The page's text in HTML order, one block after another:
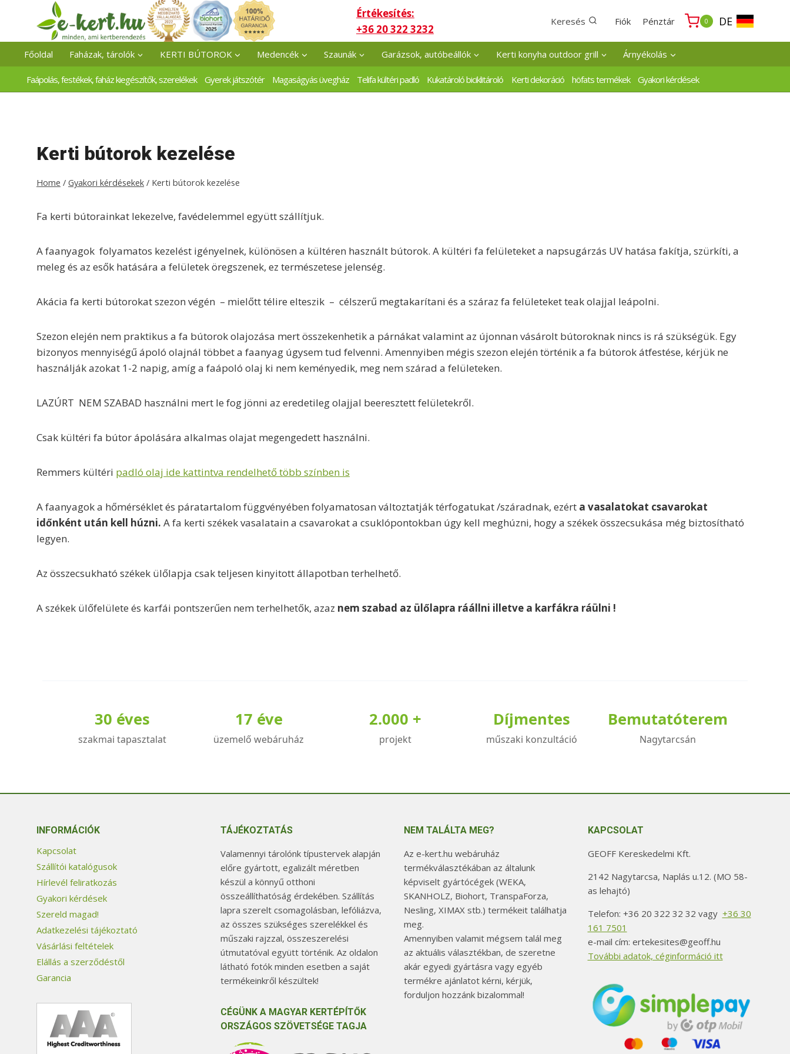
content
Értékesítés:
+36 20 322 3232
Keresés Fiók Pénztár 0 DE
Főoldal Faházak, tárolók KERTI BÚTOROK Medencék Szaunák Garázsok, autóbeállók Kerti konyha outdoor grill Árnyékolás
Faápolás, festékek, faház kiegészítők, szerelékek Gyerek játszótér Magaságyás üvegház Telifa kültéri padló Kukatároló biciklitároló Kerti dekoráció höfats termékek Gyakori kérdések
Kerti bútorok kezelése
Home / Gyakori kérdésekek / Kerti bútorok kezelése
Fa kerti bútorainkat lekezelve, favédelemmel együtt szállítjuk.
A faanyagok folyamatos kezelést igényelnek, különösen a kültéren használt bútorok. A kültéri fa felületeket a napsugárzás UV hatása fakítja, szürkíti, a
meleg és az esők hatására a felületek öregszenek, ez természetese jelenség.
Akácia fa kerti bútorokat szezon végén – mielőtt télire elteszik – célszerű megtakarítani és a száraz fa felületeket teak olajjal leápolni.
Szezon elején nem praktikus a fa bútorok olajozása mert összekenhetik a párnákat valamint az újonnan vásárolt bútoroknak nincs is rá szükségük. Egy
bizonyos mennyiségű ápoló olajnál többet a faanyag úgysem tud felvenni. Amennyiben mégis szezon elején történik a fa bútorok átfestése, kérjük ne
használják azokat 1-2 napig, amíg a faápoló olaj ki nem keményedik, meg nem szárad a felületeken.
LAZÚRT NEM SZABAD használni mert le fog jönni az eredetileg olajjal beeresztett felületekről.
Csak kültéri fa bútor ápolására alkalmas olajat megengedett használni.
Remmers kültéri padló olaj ide kattintva rendelhető több színben is
A faanyagok a hőmérséklet és páratartalom függvényében folyamatosan változtatják térfogatukat /száradnak, ezért a vasalatokat csavarokat
időnként után kell húzni. A fa kerti székek vasalatain a csavarokat a csuklópontokban úgy kell meghúzni, hogy a székek összecsukása még biztosítható
legyen.
Az összecsukható székek ülőlapja csak teljesen kinyitott állapotban terhelhető.
A székek ülőfelülete és karfái pontszerűen nem terhelhetők, azaz nem szabad az ülőlapra ráállni illetve a karfákra ráülni !
30 éves
szakmai tapasztalat
17 éve
üzemelő webáruház
2.000 +
projekt
Díjmentes
műszaki konzultáció
Bemutatóterem
Nagytarcsán
INFORMÁCIÓK
Kapcsolat
Szállítói katalógusok
Hírlevél feliratkozás
Gyakori kérdések
Szereld magad!
Adatkezelési tájékoztató
Vásárlási feltételek
Elállás a szerződéstől
Garancia
TÁJÉKOZTATÁS
Valamennyi tárolónk típustervek alapján
előre gyártott, egalizált méretben
készül a könnyű otthoni
összeállíthatóság érdekében. Szállítás
lapra szerelt csomagolásban, lefóliázva,
az összes szükséges szerelékkel és
műszaki rajzzal, összeszerelési
útmutatóval együtt történik. Az oldalon
látható fotók minden esetben a saját
termékeinkről készültek!
CÉGÜNK A MAGYAR KERTÉPÍTŐK
ORSZÁGOS SZÖVETSÉGE TAGJA
NEM TALÁLTA MEG?
Az e-kert.hu webáruház
termékválasztékában az általunk
képviselt gyártócégek (WEKA,
SKANHOLZ, Biohort, TranspaForza,
Nesling, XIMAX stb.) termékeit találhatja
meg.
Amennyiben valamit mégsem talál meg
az aktuális választékban, de szeretne
akár egyedi gyártásra vagy egyéb
termékre ajánlatot kérni, kérjük,
forduljon hozzánk bizalommal!
KAPCSOLAT
GEOFF Kereskedelmi Kft.
2142 Nagytarcsa, Naplás u.12. (MO 58-
as lehajtó)
Telefon: +36 20 322 32 32 vagy +36 30
161 7501
e-mail cím: ertekesites@geoff.hu
További adatok, céginformáció itt